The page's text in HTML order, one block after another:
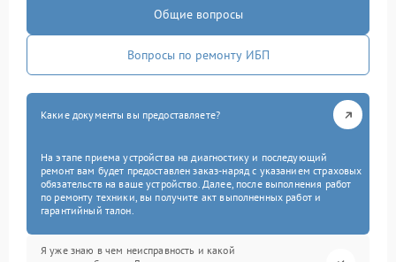
Общие вопросы
Вопросы по ремонту ИБП
Какие документы вы предоставляете?
На этапе приема устройства на диагностику и последующий
ремонт вам будет предоставлен заказ-наряд с указанием страховых
обязательств на ваше устройство. Далее, после выполнения работ
по ремонту техники, вы получите акт выполненных работ и
гарантийный талон.
Я уже знаю в чем неисправность и какой